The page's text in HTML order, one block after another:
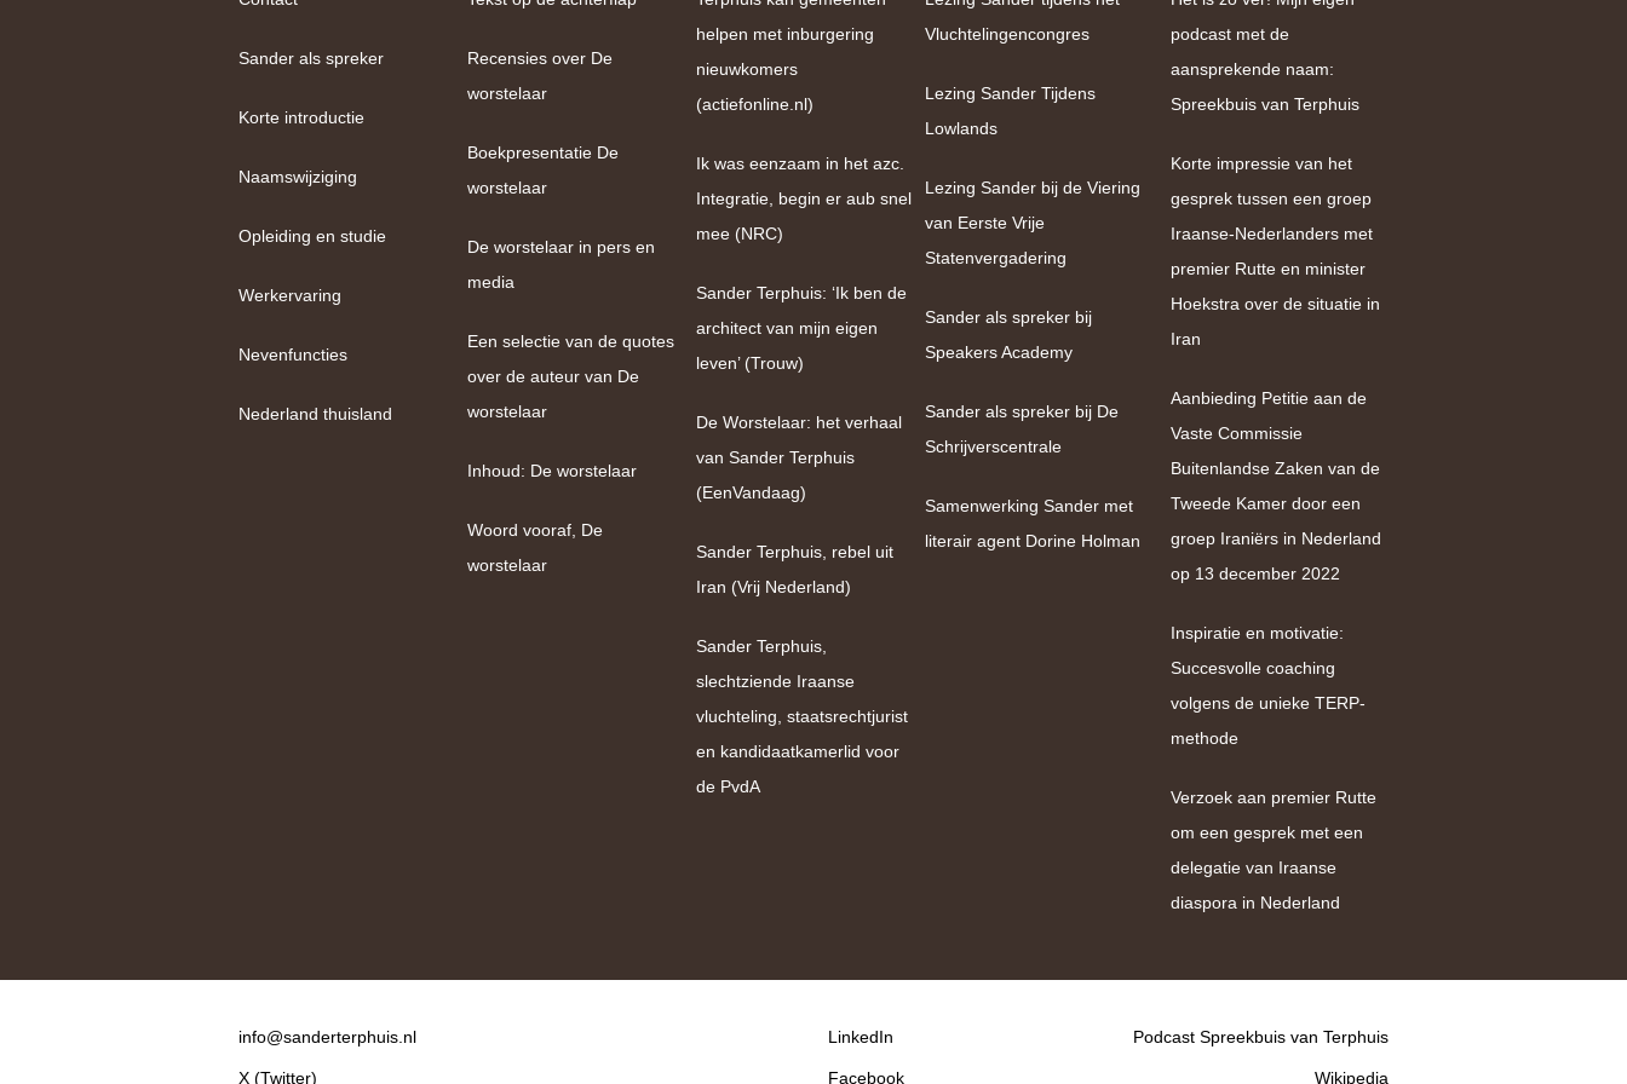
Sander als spreker
Korte introductie
Naamswijziging
Opleiding en studie
Werkervaring
Nevenfuncties
Nederland thuisland
Recensies over De
worstelaar
Boekpresentatie De
worstelaar
De worstelaar in pers en
media
Een selectie van de quotes
over de auteur van De
worstelaar
Inhoud: De worstelaar
Woord vooraf, De
worstelaar
helpen met inburgering
nieuwkomers
(actiefonline.nl)
Ik was eenzaam in het azc.
Integratie, begin er aub snel
mee (NRC)
Sander Terphuis: ‘Ik ben de
architect van mijn eigen
leven’ (Trouw)
De Worstelaar: het verhaal
van Sander Terphuis
(EenVandaag)
Sander Terphuis, rebel uit
Iran (Vrij Nederland)
Sander Terphuis,
slechtziende Iraanse
vluchteling, staatsrechtjurist
en kandidaatkamerlid voor
de PvdA
Vluchtelingencongres
Lezing Sander Tijdens
Lowlands
Lezing Sander bij de Viering
van Eerste Vrije
Statenvergadering
Sander als spreker bij
Speakers Academy
Sander als spreker bij De
Schrijverscentrale
Samenwerking Sander met
literair agent Dorine Holman
podcast met de
aansprekende naam:
Spreekbuis van Terphuis
Korte impressie van het
gesprek tussen een groep
Iraanse-Nederlanders met
premier Rutte en minister
Hoekstra over de situatie in
Iran
Aanbieding Petitie aan de
Vaste Commissie
Buitenlandse Zaken van de
Tweede Kamer door een
groep Iraniërs in Nederland
op 13 december 2022
Inspiratie en motivatie:
Succesvolle coaching
volgens de unieke TERP-
methode
Verzoek aan premier Rutte
om een gesprek met een
delegatie van Iraanse
diaspora in Nederland
Contact
info@sanderterphuis.nl
X (Twitter)
LinkedIn
Facebook
Podcast Spreekbuis van Terphuis
Wikipedia